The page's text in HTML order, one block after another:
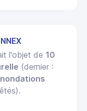
l'objet de 10
(dernier :